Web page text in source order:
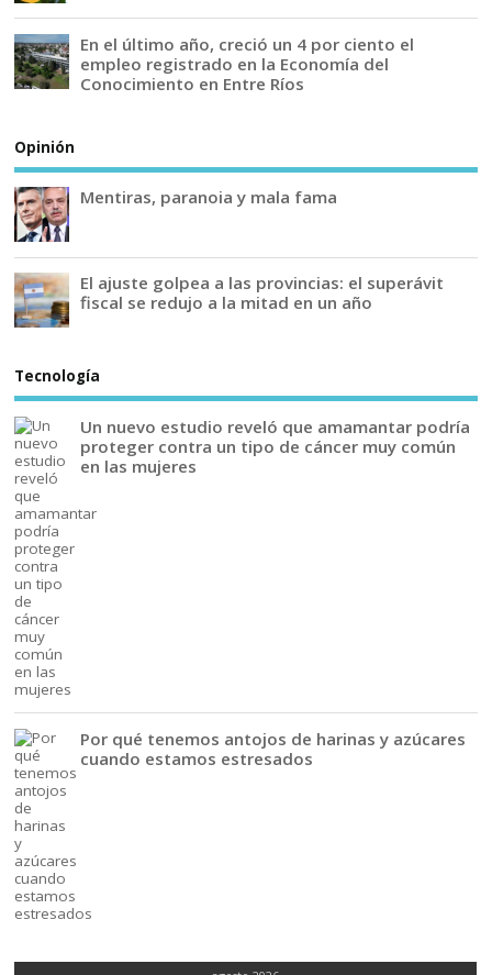
En el último año, creció un 4 por ciento el
empleo registrado en la Economía del
Conocimiento en Entre Ríos
Opinión
Mentiras, paranoia y mala fama
El ajuste golpea a las provincias: el superávit
fiscal se redujo a la mitad en un año
Tecnología
Un nuevo estudio reveló que amamantar podría
proteger contra un tipo de cáncer muy común
en las mujeres
Por qué tenemos antojos de harinas y azúcares
cuando estamos estresados